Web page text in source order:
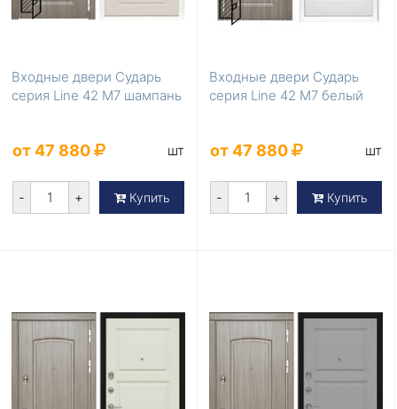
Входные двери Сударь
серия Line 42 М7 шампань
от 47 880 шт
- + Купить
Входные двери Сударь
серия Line 42 М7 белый
от 47 880 шт
- + Купить